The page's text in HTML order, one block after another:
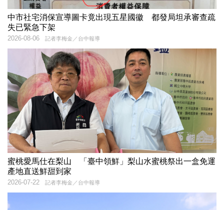
中市社宅消保宣導圖卡竟出現五星國徽 都發局坦承審查疏
失已緊急下架
記者李梅金／台中報導
2026-08-06
蜜桃愛馬仕在梨山 「臺中領鮮」梨山水蜜桃祭出一盒免運
產地直送鮮甜到家
記者李梅金／台中報導
2026-07-22